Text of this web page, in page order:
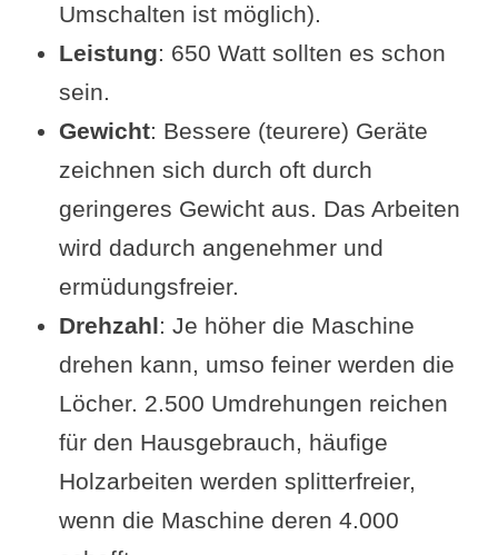
Umschalten ist möglich).
Leistung: 650 Watt sollten es schon
sein.
Gewicht: Bessere (teurere) Geräte
zeichnen sich durch oft durch
geringeres Gewicht aus. Das Arbeiten
wird dadurch angenehmer und
ermüdungsfreier.
Drehzahl: Je höher die Maschine
drehen kann, umso feiner werden die
Löcher. 2.500 Umdrehungen reichen
für den Hausgebrauch, häufige
Holzarbeiten werden splitterfreier,
wenn die Maschine deren 4.000